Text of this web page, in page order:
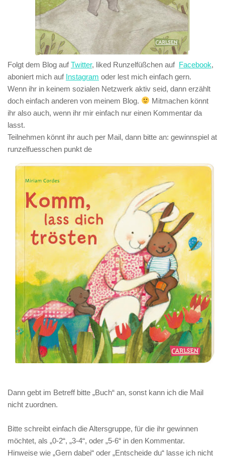
Folgt dem Blog aufTwitter, liked Runzelfüßchen auf Facebook,
aboniert mich auf Instagram oder lest mich einfach gern.
Wenn ihr in keinem sozialen Netzwerk aktiv seid, dann erzählt
doch einfach anderen von meinem Blog.
Mitmachen könnt
ihr also auch, wenn ihr mir einfach nur einen Kommentar da
lasst.
Teilnehmen könnt ihr auch per Mail, dann bitte an: gewinnspiel at
runzelfuesschen punkt de
Dann gebt im Betreff bitte „Buch“ an, sonst kann ich die Mail
nicht zuordnen.
Bitte schreibt einfach die Altersgruppe, für die ihr gewinnen
möchtet, als „0-2“, „3-4“, oder „5-6“ in den Kommentar.
Hinweise wie „Gern dabei“ oder „Entscheide du“ lasse ich nicht